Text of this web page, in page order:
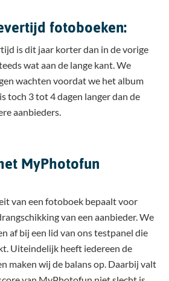
fotoboeken:
is dit jaar korter dan in de vorige
wat aan de lange kant. We
wachten voordat we het album
toch 3 tot 4 dagen langer dan de
aanbieders.
MyPhotofun
van een fotoboek bepaalt voor
van een aanbieder. We
af bij een lid van ons testpanel die
Uiteindelijk heeft iedereen de
maken wij de balans op. Daarbij valt